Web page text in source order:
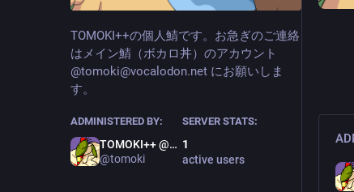
TOMOKI++の個人鯖です。お急ぎのご連絡
はメイン鯖（ボカロ丼）のアカウント
@tomoki@vocalodon.net にお願いしま
す。
ADMINISTERED BY:
TOMOKI++ @個人鯖
@tomoki
SERVER STATS:
1
active users